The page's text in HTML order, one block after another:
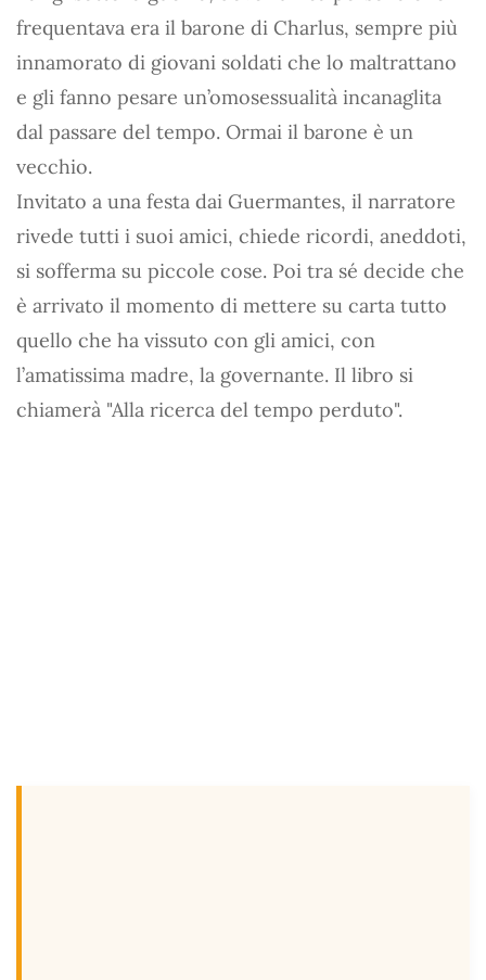
frequentava era il barone di Charlus, sempre più
innamorato di giovani soldati che lo maltrattano
e gli fanno pesare un’omosessualità incanaglita
dal passare del tempo. Ormai il barone è un
vecchio.
Invitato a una festa dai Guermantes, il narratore
rivede tutti i suoi amici, chiede ricordi, aneddoti,
si sofferma su piccole cose. Poi tra sé decide che
è arrivato il momento di mettere su carta tutto
quello che ha vissuto con gli amici, con
l’amatissima madre, la governante. Il libro si
chiamerà "Alla ricerca del tempo perduto".